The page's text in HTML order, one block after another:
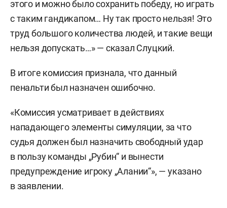
этого и можно было сохранить победу, но играть
с таким гандикапом… Ну так просто нельзя! Это
труд большого количества людей, и такие вещи
нельзя допускать…» — сказал Слуцкий.
В итоге комиссия признала, что данный
пенальти был назначен ошибочно.
«Комиссия усматривает в действиях
нападающего элементы симуляции, за что
судья должен был назначить свободный удар
в пользу команды „Рубин“ и вынести
предупреждение игроку „Алании“», — указано
в заявлении.